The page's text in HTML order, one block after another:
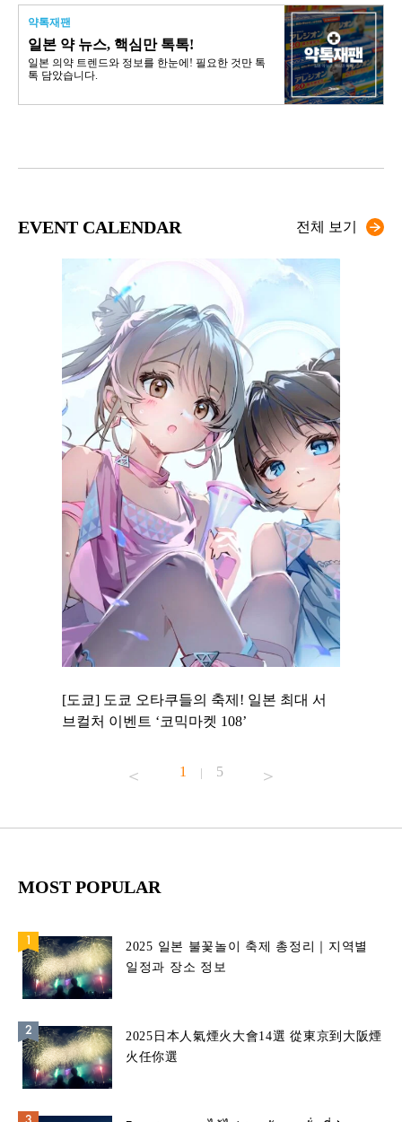
약톡재팬
일본 약 뉴스, 핵심만 톡톡!
일본 의약 트렌드와 정보를 한눈에! 필요한 것만 톡
톡 담았습니다.
EVENT CALENDAR 전체 보기
[도쿄] 도쿄 오타쿠들의 축제! 일본 최대 서
브컬처 이벤트 ‘코믹마켓 108’
1 | 5
MOST POPULAR
2025 일본 불꽃놀이 축제 총정리｜지역별
일정과 장소 정보
2025日本人氣煙火大會14選 從東京到大阪煙
火任你選